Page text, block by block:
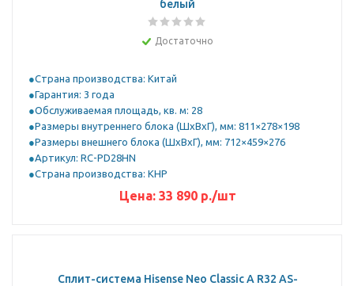
белый
Достаточно
Страна производства: Китай
Гарантия: 3 года
Обслуживаемая площадь, кв. м: 28
Размеры внутреннего блока (ШхВхГ), мм: 811×278×198
Размеры внешнего блока (ШхВхГ), мм: 712×459×276
Артикул: RC-PD28HN
Страна производства: КНР
Цена: 33 890р./шт
Сплит-система Hisense Neo Classic A R32 AS-